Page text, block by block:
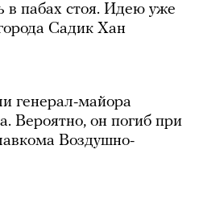
в пабах стоя. Идею уже
Садик Хан
генерал-майора
Вероятно, он погиб при
Воздушно-